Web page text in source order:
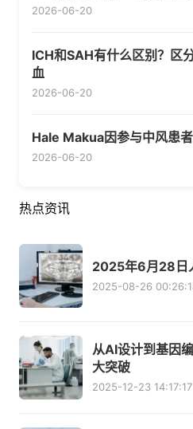
2026-06-20
ICH和SAH有什么区别？区
血
2026-06-20
Hale Makua因参与中风患
2026-06-20
热点资讯
2025年6月28日
2025-08-26
从AI设计到基因
大突破
2025-12-23 14:17:17